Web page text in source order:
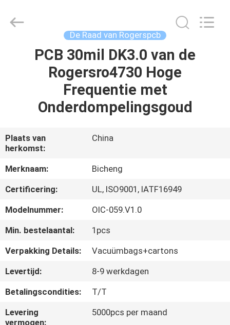
PRODUCTEN
OVER
ONS
FABRIEKSTOCHT
KWALITEITSCONTROLE
NEEM
CONTACT
ONS
Technology
De Raad van Rogerspcb
PCB 30mil DK3.0 van de
Rogersro4730 Hoge
Frequentie met
Onderdompelingsgoud
Plaats van
herkomst:
China
Merknaam:
Bicheng
Certificering:
UL, ISO9001, IATF16949
Modelnummer:
OIC-059.V1.0
Min. bestelaantal:
1pcs
Verpakking Details:
Vacuümbags+cartons
Levertijd:
8-9 werkdagen
Betalingscondities:
T/T
Levering
vermogen:
5000pcs per maand